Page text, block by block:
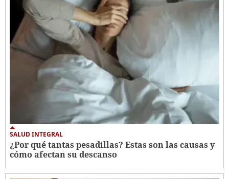
SALUD INTEGRAL
¿Por qué tantas pesadillas? Estas son las causas y
cómo afectan su descanso